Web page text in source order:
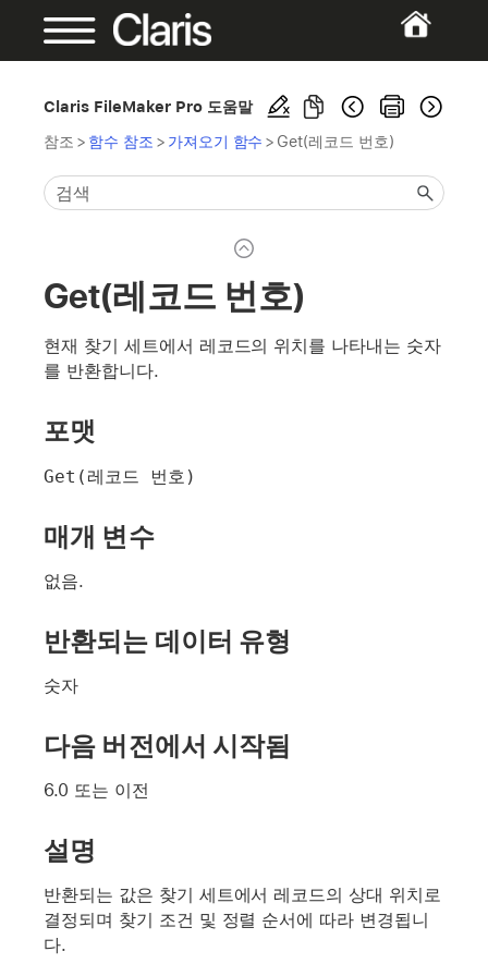
Claris FileMaker Pro 도움말
참조 > 함수 참조 > 가져오기 함수 > Get(레코드 번호)
Get(레코드 번호)
현재 찾기 세트에서 레코드의 위치를 나타내는 숫자
를 반환합니다.
포맷
Get(레코드 번호)
매개 변수
없음.
반환되는 데이터 유형
숫자
다음 버전에서 시작됨
6.0 또는 이전
설명
반환되는 값은 찾기 세트에서 레코드의 상대 위치로
결정되며 찾기 조건 및 정렬 순서에 따라 변경됩니
다.